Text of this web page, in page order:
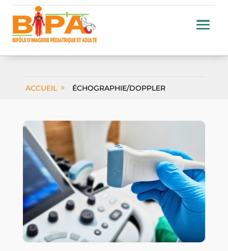
ACCUEIL ÉCHOGRAPHIE/DOPPLER